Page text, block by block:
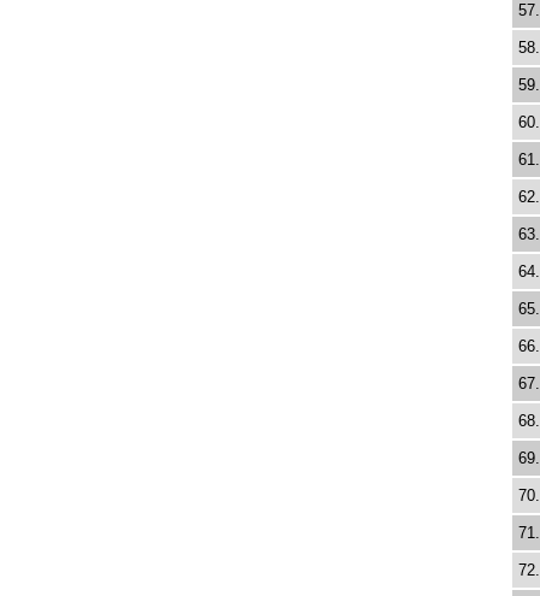
57.
58.
59.
60.
61.
62.
63.
64.
65.
66.
67.
68.
69.
70.
71.
72.